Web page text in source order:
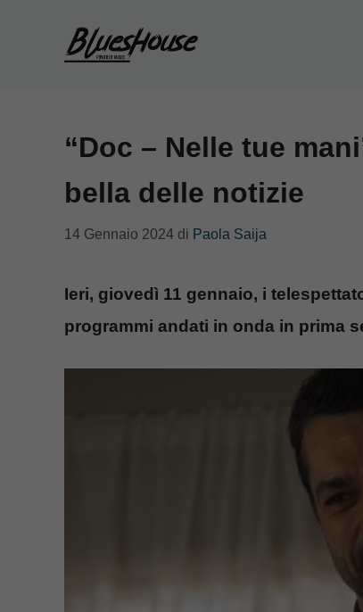
“Doc – Nelle tue
bella delle notizie
14 Gennaio 2024 di Paola Saija
Ieri, giovedì 11 gennaio, i
programmi andati in onda in prima